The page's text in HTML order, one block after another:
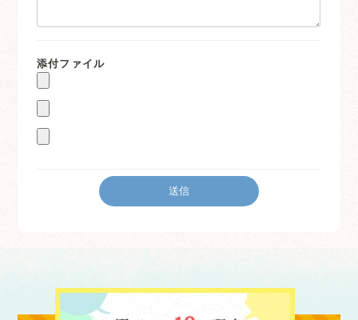
添付ファイル